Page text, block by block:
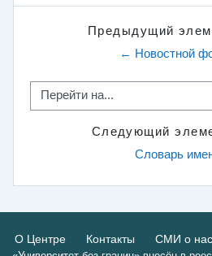
Предыдущий
← Новостной
Перейти на...
Следующий
Словарь
О Центре Контакты СМИ о нас